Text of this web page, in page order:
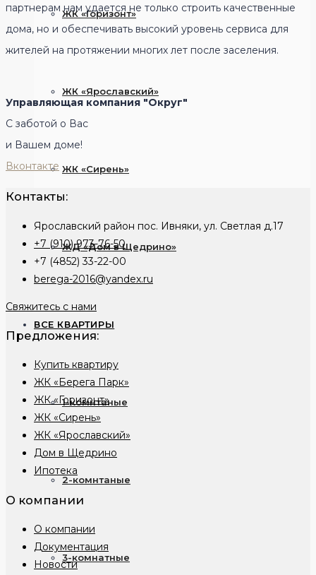
ЖК «Горизонт»
ЖК «Ярославский»
ЖК «Сирень»
ЖД «Дом в Щедрино»
ВСЕ КВАРТИРЫ
1-комнтаные
2-комнтаные
3-комнатные
партнерам нам удается не только строить качественные
дома, но и обеспечивать высокий уровень сервиса для
жителей на протяжении многих лет после заселения.
Управляющая компания "Округ"
С заботой о Вас
и Вашем доме!
Вконтакте
Контакты:
Ярославский район пос. Ивняки, ул. Светлая д.17
+7 (910) 973-76-50
+7 (4852) 33-22-00
berega-2016@yandex.ru
Свяжитесь с нами
Предложения:
Купить квартиру
ЖК «Берега Парк»
ЖК «Горизонт»
ЖК «Сирень»
ЖК «Ярославский»
Дом в Щедрино
Ипотека
О компании
О компании
Документация
Новости